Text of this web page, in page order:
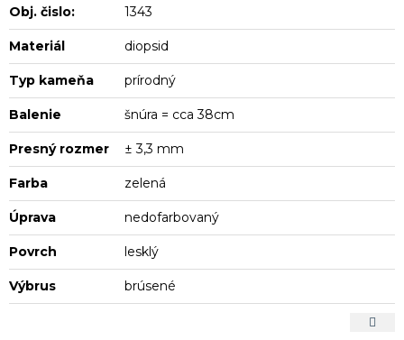
Obj. čislo: 1343
Materiál diopsid
Typ kameňa prírodný
Balenie šnúra = cca 38cm
Presný rozmer ± 3,3 mm
Farba zelená
Úprava nedofarbovaný
Povrch lesklý
Výbrus brúsené